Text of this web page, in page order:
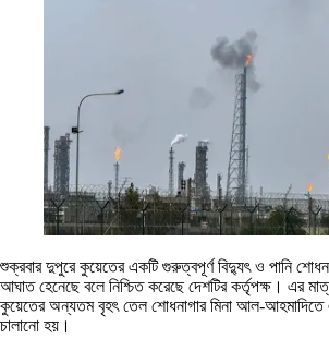
শুক্রবার দুপুরে কুয়েতের একটি গুরুত্বপূর্ণ বিদ্যুৎ ও পানি শোধন
আঘাত হেনেছে বলে নিশ্চিত করেছে দেশটির কর্তৃপক্ষ। এর
কুয়েতের অন্যতম বৃহৎ তেল শোধনাগার মিনা আল-আহমাদিতে
চালানো হয়।